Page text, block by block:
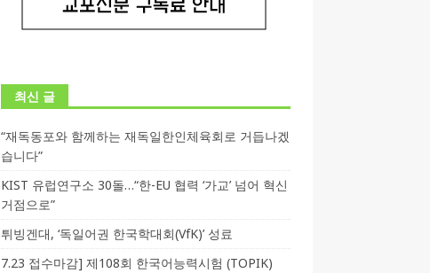
최신 글
“재독동포와 함께하는 재독일한인체육회로 거듭나겠
습니다”
KIST 유럽연구소 30돌…“한-EU 협력 ‘가교’ 넘어 혁신
거점으로”
튀빙겐대, ‘독일어권 한국학대회(VfK)’ 성료
7.23 접수마감] 제108회 한국어능력시험 (TOPIK)